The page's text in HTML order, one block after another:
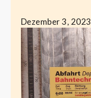
Dezember 3, 2023